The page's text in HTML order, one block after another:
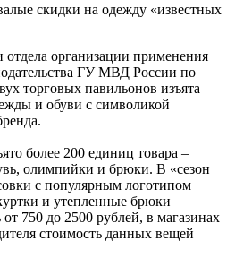
скидки на одежду «известных
отдела организации применения
ГУ МВД России по
торговых павильонов изъята
и обуви с символикой
более 200 единиц товара –
олимпийки и брюки. В «сезон
с популярным логотипом
и утепленные брюки
от 750 до 2500 рублей, в магазинах
стоимость данных вещей